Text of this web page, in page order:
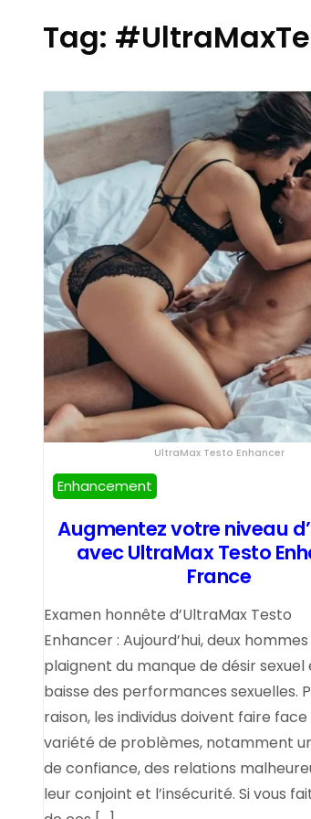
Tag:
UltraMax Testo Enhancer
Enhancement
Augmentez votre niveau
avec UltraMax Testo
France
Examen honnête d’UltraMax Testo
Enhancer : Aujourd’hui, deux
plaignent du manque de désir sexuel
baisse des performances sexuelles.
raison, les individus doivent faire face
variété de problèmes, notamment
de confiance, des relations
leur conjoint et l’insécurité. Si vous